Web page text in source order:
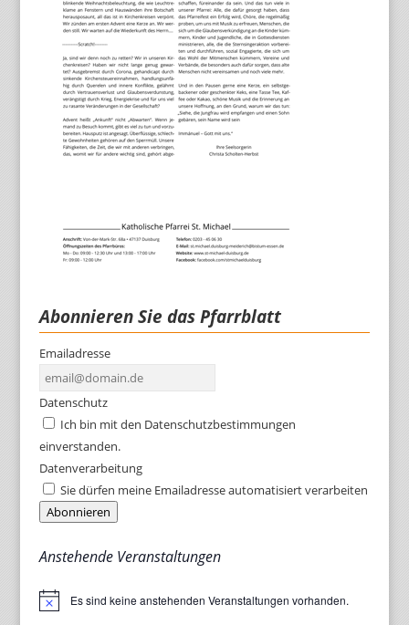
Abonnieren Sie das Pfarrblatt
Emailadresse
Datenschutz
Ich bin mit den Datenschutzbestimmungen
einverstanden.
Datenverarbeitung
Sie dürfen meine Emailadresse automatisiert verarbeiten
Abonnieren
Anstehende Veranstaltungen
HinweisEs sind keine anstehenden Veranstaltungen vorhanden.